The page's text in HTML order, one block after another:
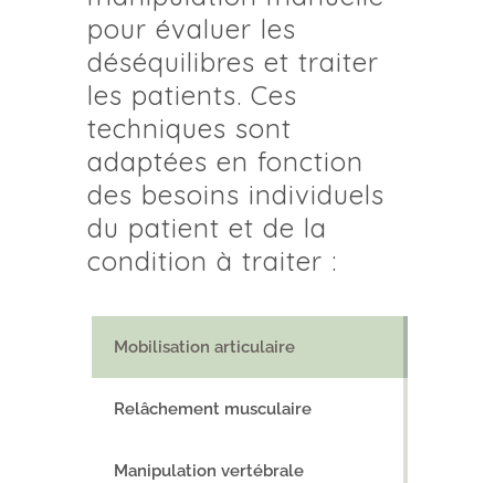
pour évaluer les
déséquilibres et traiter
les patients. Ces
techniques sont
adaptées en fonction
des besoins individuels
du patient et de la
condition à traiter :
Mobilisation articulaire
Relâchement musculaire
Manipulation vertébrale